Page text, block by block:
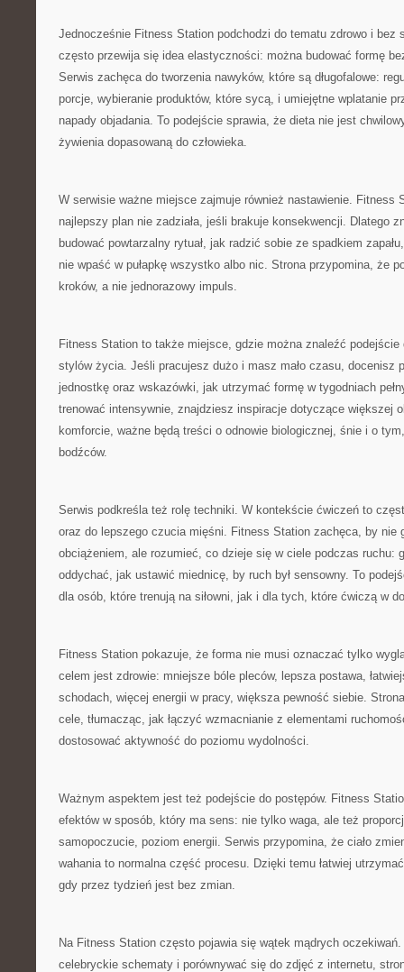
Jednocześnie Fitness Station podchodzi do tematu zdrowo i bez
często przewija się idea elastyczności: można budować formę
Serwis zachęca do tworzenia nawyków, które są długofalowe:
porcje, wybieranie produktów, które sycą, i umiejętne wplatanie
napady objadania. To podejście sprawia, że dieta nie jest
żywienia dopasowaną do człowieka.
W serwisie ważne miejsce zajmuje również nastawienie. Fitness
najlepszy plan nie zadziała, jeśli brakuje konsekwencji. Dlatego
budować powtarzalny rytuał, jak radzić sobie ze spadkiem
nie wpaść w pułapkę wszystko albo nic. Strona przypomina, że
kroków, a nie jednorazowy impuls.
Fitness Station to także miejsce, gdzie można znaleźć podejście
stylów życia. Jeśli pracujesz dużo i masz mało czasu, docenisz
jednostkę oraz wskazówki, jak utrzymać formę w tygodniach
trenować intensywnie, znajdziesz inspiracje dotyczące większej
komforcie, ważne będą treści o odnowie biologicznej, śnie i o
bodźców.
Serwis podkreśla też rolę techniki. W kontekście ćwiczeń to
oraz do lepszego czucia mięśni. Fitness Station zachęca, by nie
obciążeniem, ale rozumieć, co dzieje się w ciele podczas ruchu:
oddychać, jak ustawić miednicę, by ruch był sensowny. To
dla osób, które trenują na siłowni, jak i dla tych, które ćwiczą w
Fitness Station pokazuje, że forma nie musi oznaczać tylko
celem jest zdrowie: mniejsze bóle pleców, lepsza postawa,
schodach, więcej energii w pracy, większa pewność siebie.
cele, tłumacząc, jak łączyć wzmacnianie z elementami
dostosować aktywność do poziomu wydolności.
Ważnym aspektem jest też podejście do postępów. Fitness
efektów w sposób, który ma sens: nie tylko waga, ale też
samopoczucie, poziom energii. Serwis przypomina, że ciało
wahania to normalna część procesu. Dzięki temu łatwiej
gdy przez tydzień jest bez zmian.
Na Fitness Station często pojawia się wątek mądrych
celebryckie schematy i porównywać się do zdjęć z internetu,